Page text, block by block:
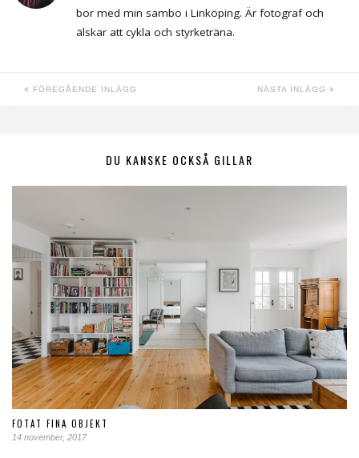
bor med min sambo i Linköping. Är fotograf och
älskar att cykla och styrketräna.
FÖREGÅENDE INLÄGG NÄSTA INLÄGG
DU KANSKE OCKSÅ GILLAR
FOTAT FINA OBJEKT
14 november, 2017